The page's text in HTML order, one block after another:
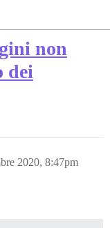
non
dei
2020, 8:47pm